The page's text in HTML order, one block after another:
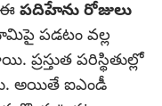
ఈపదిహేను రోజులు
పడటం వల్ల
ప్రస్తుత పరిస్థితుల్లో
అయితే ఐఎండీ